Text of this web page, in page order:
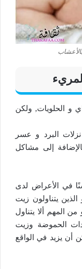
و الحلويات, ولكن
نزلات البرد و عسر
إلى مشاكل
في الأعراض لدى
يتناولون زيت
من المهم ألا يتناول
الحموضة وزيت
أن يزيد في الواقع